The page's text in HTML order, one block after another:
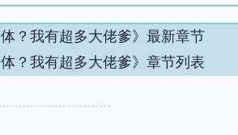
体？我有超多大佬爹》最新章节
体？我有超多大佬爹》章节列表